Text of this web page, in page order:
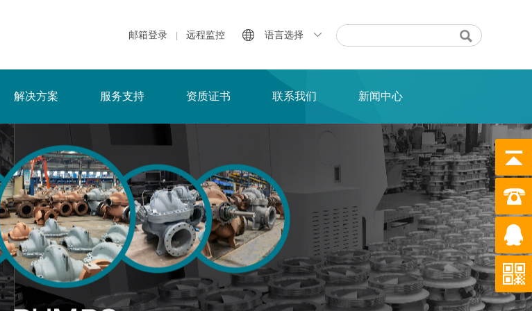
语言选择
邮箱登录 远程监控
解决方案 服务支持 资质证书 联系我们 新闻中心